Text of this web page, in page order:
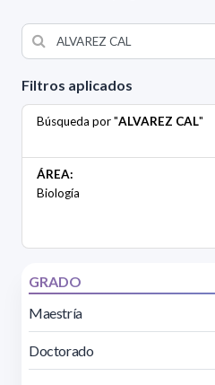
Filtros aplicados
Búsqueda por "ALVAREZ CAL"
ÁREA:
Biología
GRADO
Maestría
Doctorado